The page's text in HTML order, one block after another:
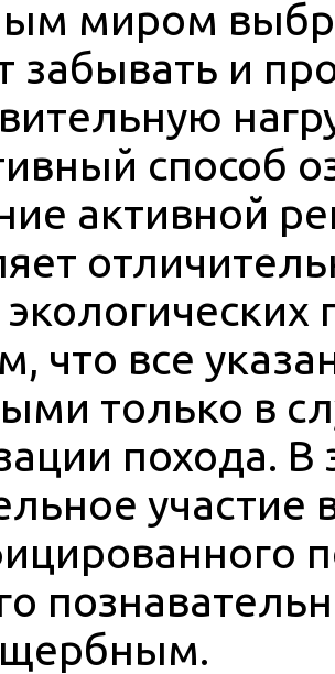
миром
забывать и
способ
активной
что все
только в
похода.
участие